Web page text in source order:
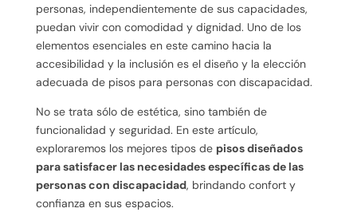
personas, independientemente de sus capacidades,
puedan vivir con comodidad y dignidad. Uno de los
elementos esenciales en este camino hacia la
accesibilidad y la inclusión es el diseño y la elección
adecuada de pisos para personas con discapacidad.
No se trata sólo de estética, sino también de
funcionalidad y seguridad. En este artículo,
exploraremos los mejores tipos de pisos diseñados
para satisfacer las necesidades específicas de las
personas con discapacidad, brindando confort y
confianza en sus espacios.